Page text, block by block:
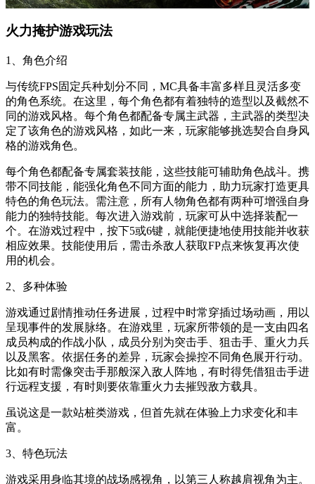
火力掩护游戏玩法
1、角色介绍
与传统FPS固定兵种划分不同，MC具备丰富多样且灵活多变
的角色系统。在这里，每个角色都有着独特的造型以及截然不
同的游戏风格。每个角色都配备专属主武器，主武器的类型决
定了该角色的游戏风格，如此一来，玩家能够挑选契合自身风
格的游戏角色。
每个角色都配备专属套装技能，这些技能可辅助角色战斗。携
带不同技能，能强化角色不同方面的能力，助力玩家打造更具
特色的角色玩法。需注意，所有人物角色都有两种可增强自身
能力的独特技能。每次进入游戏前，玩家可从中选择装配一
个。在游戏过程中，按下5或6键，就能便捷地使用技能并收获
相应效果。技能使用后，需击杀敌人获取FP点来恢复再次使
用的机会。
2、多种体验
游戏通过剧情推动任务进展，过程中时常穿插过场动画，用以
呈现事件的发展脉络。在游戏里，玩家所带领的是一支由四名
成员构成的作战小队，成员分别为突击手、狙击手、重火力兵
以及黑客。依据任务的差异，玩家会操控不同角色展开行动。
比如有时需像突击手那般深入敌人阵地，有时得凭借狙击手进
行远程支援，有时则要依靠重火力去摧毁敌方载具。
虽说这是一款站桩类游戏，但首先就在体验上力求变化和丰
富。
3、特色玩法
游戏采用身临其境的战场感视角，以第三人称越肩视角为主。